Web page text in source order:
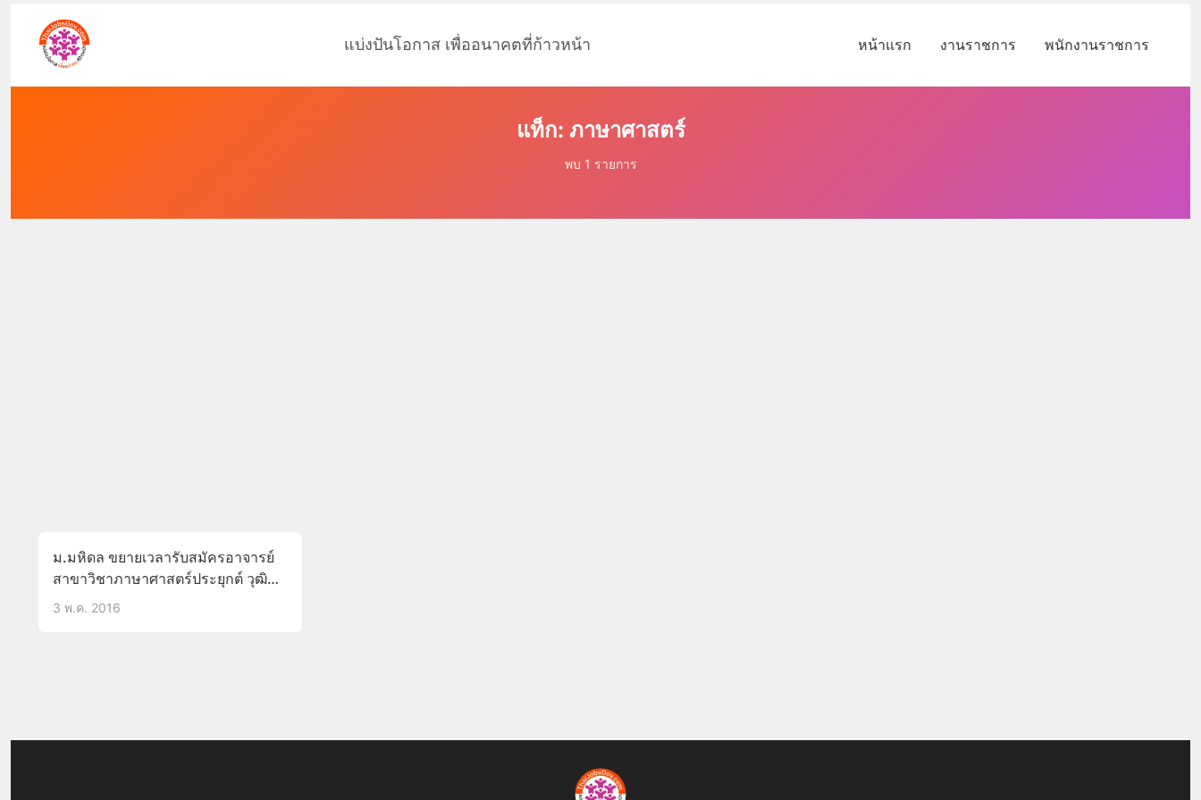
แบ่งปันโอกาส เพื่ออนาคตที่ก้าวหน้า หน้าแรก งานราชการ พนักงานราชการ
แท็ก: ภาษาศาสตร์
พบ 1 รายการ
ม.มหิดล ขยายเวลารับสมัครอาจารย์
สาขาวิชาภาษาศาสตร์ประยุกต์ วุฒิ
ป.เอก เงินเดือน31,500
3 พ.ค. 2016